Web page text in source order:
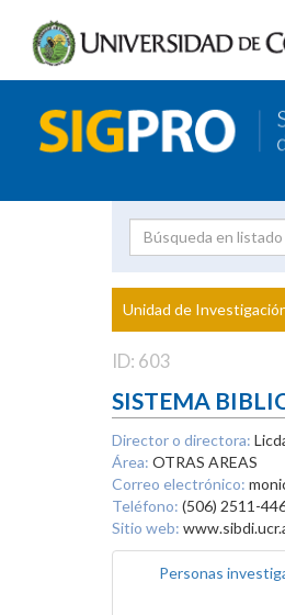
Proyecto
Unidad de
ID: 603
SISTEMA
Director o directora:
Área: OTRAS AREAS
Correo electrónico:
Teléfono: (506) 2511-
Sitio web:
Personas